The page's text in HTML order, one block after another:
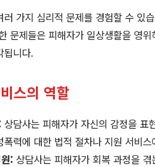
러 가지 심리적 문제를 경험할 수 있
문제들은 피해자가 일상생활을 영
됩니다.
스의 역할
상담사는 피해자가 자신의 감정을 표
폭력에 대한 법적 절차나 지원 서비
: 상담사는 피해자가 회복 과정을